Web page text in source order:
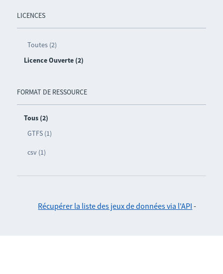
LICENCES
Toutes (2)
Licence Ouverte (2)
FORMAT DE RESSOURCE
Tous (2)
GTFS (1)
csv (1)
Récupérer la liste des jeux de données via l'API -